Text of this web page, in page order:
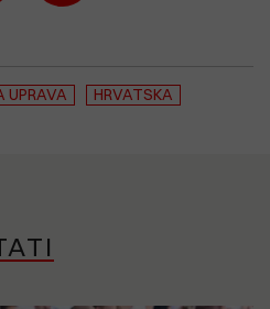
UPRAVA HRVATSKA